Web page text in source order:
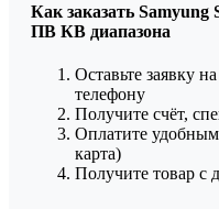
Как заказать Samyung
ПВ КВ диапазона
Оставьте заявку
телефону
Получите счёт,
Оплатите
карта)
Получите товар с